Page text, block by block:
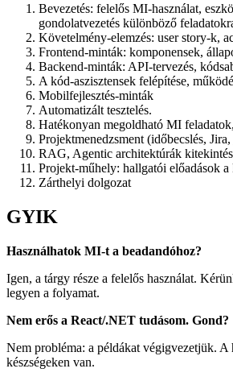
Bevezetés: felelős MI‑használat,
gondolatvezetés különböző
Követelmény‑elemzés: user story‑k,
Frontend‑minták: komponensek,
Backend‑minták: API‑tervezés,
A kód-aszisztensek felépítése,
Mobilfejlesztés-minták
Automatizált tesztelés.
Hatékonyan megoldható MI
Projektmenedzsment (időbecslés,
RAG, Agentic architektúrák
Projekt‑műhely: hallgatói előadások
Zárthelyi dolgozat
GYIK
Használhatok MI‑t a beadandóhoz?
Igen, a tárgy része a felelős használat.
legyen a folyamat.
Nem erős a React/.NET tudásom. Gond?
Nem probléma: a példákat végigvezetjük. A
készségeken van.